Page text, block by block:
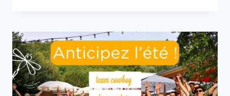
COMMUN
POUR
REIMS
HABITAT